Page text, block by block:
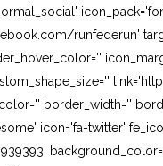
runfederun'
border_width=''
icon='fa-twitter'